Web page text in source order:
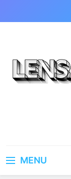
MENU